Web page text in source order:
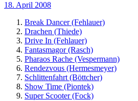
18. April 2008
Break Dancer (Fehlauer)
Drachen (Thiede)
Drive In (Fehlauer)
Fantasmagor (Rasch)
Pharaos Rache (Vespermann)
Rendezvous (Hermesmeyer)
Schlittenfahrt (Böttcher)
Show Time (Piontek)
Super Scooter (Fock)